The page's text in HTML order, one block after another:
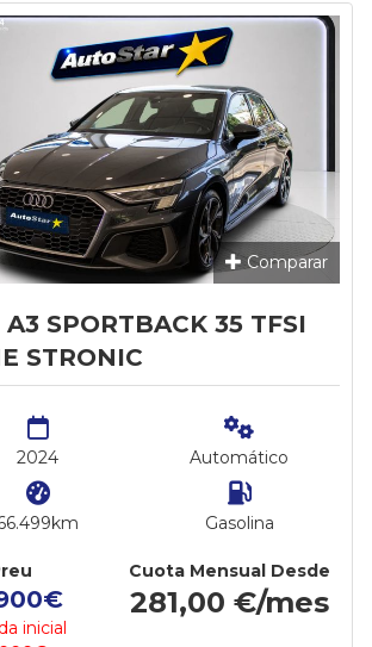
Comparar
SPORTBACK 35 TFSI
STRONIC
2024 Automático
Gasolina
inicial
Cuota Mensual Desde
281,00 €/mes